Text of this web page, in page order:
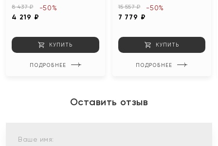
8 437 ₽
4 219 ₽
-50%
КУПИТЬ
ПОДРОБНЕЕ
15 557 ₽
7 779 ₽
-50%
КУПИТЬ
ПОДРОБНЕЕ
Оставить отзыв
Ваше имя: